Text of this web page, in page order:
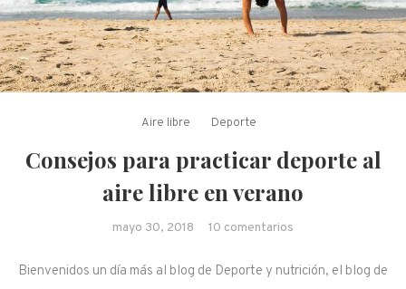
Aire libre Deporte
Consejos para practicar deporte al
aire libre en verano
mayo 30, 2018 10 comentarios
aire libre en verano
Bienvenidos un día más al blog de Deporte y nutrición, el blog de